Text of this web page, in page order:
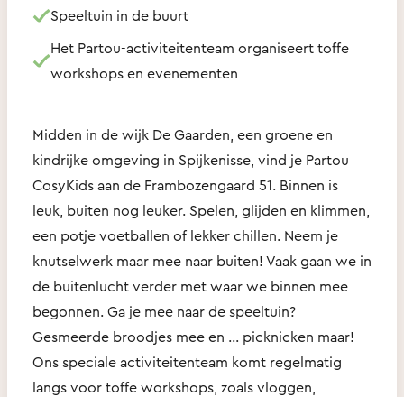
Speeltuin in de buurt
Het Partou-activiteitenteam organiseert toffe
workshops en evenementen
Midden in de wijk De Gaarden, een groene en
kindrijke omgeving in Spijkenisse, vind je Partou
CosyKids aan de Frambozengaard 51. Binnen is
leuk, buiten nog leuker. Spelen, glijden en klimmen,
een potje voetballen of lekker chillen. Neem je
knutselwerk maar mee naar buiten! Vaak gaan we in
de buitenlucht verder met waar we binnen mee
begonnen. Ga je mee naar de speeltuin?
Gesmeerde broodjes mee en … picknicken maar!
Ons speciale activiteitenteam komt regelmatig
langs voor toffe workshops, zoals vloggen,